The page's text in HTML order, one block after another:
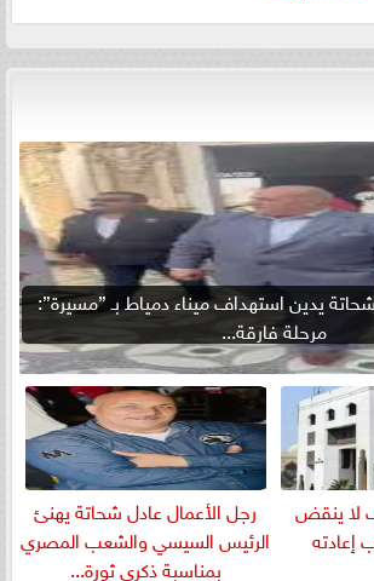
يدين استهداف ميناء دمياط بـ ”مسيرة”:
مرحلة فارقة...
لا ينقض
إعادته
رجل الأعمال عادل شحاتة يهنئ
الرئيس السيسي والشعب المصري
بمناسبة ذكرى ثورة...